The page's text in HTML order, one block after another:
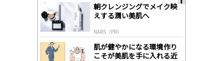
朝クレンジングでメイク映
えする潤い美肌へ
NARS（PR）
肌が健やかになる環境作り
こそが美肌を手に入れる近